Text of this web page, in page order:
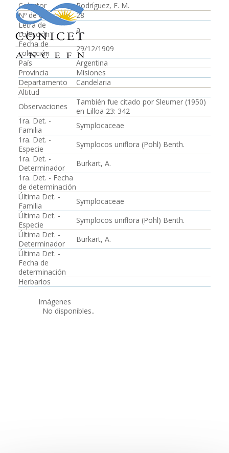
Colector
Rodríguez, F. M.
Nº de colección
28
Letra de
colección
a
Fecha de
colección
29/12/1909
País
Argentina
Provincia
Misiones
Departamento
Candelaria
Altitud
Observaciones
También fue citado por Sleumer (1950)
en Lilloa 23: 342
1ra. Det. -
Familia
Symplocaceae
1ra. Det. -
Especie
Symplocos uniflora (Pohl) Benth.
1ra. Det. -
Determinador
Burkart, A.
1ra. Det. - Fecha
de determinación
Última Det. -
Familia
Symplocaceae
Última Det. -
Especie
Symplocos uniflora (Pohl) Benth.
Última Det. -
Determinador
Burkart, A.
Última Det. -
Fecha de
determinación
Herbarios
Imágenes
No disponibles..